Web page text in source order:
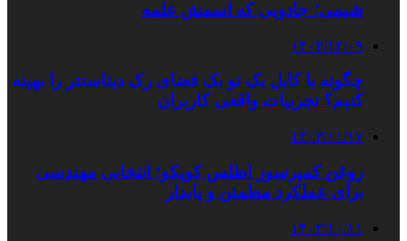
شیمی؛ جادویی که اسمش علمه
۱۴۰۳/۱۲/۰۹
چگونه با کابل بک تو بک فضای رک دیتاسنتر را بهینه
کنیم؟ تجربیات واقعی کاربران
۱۴۰۳/۱۱/۱۷
روغن کمپرسور اطلس کوپکو؛ انتخابی مهندسی
برای عملکرد مطمئن و پایدار
۱۴۰۳/۱۰/۱۱